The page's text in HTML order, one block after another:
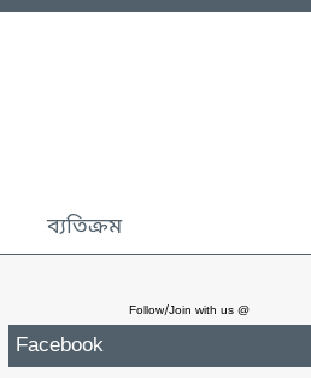
ব্যতিক্রম
Follow/Join with us @
Facebook